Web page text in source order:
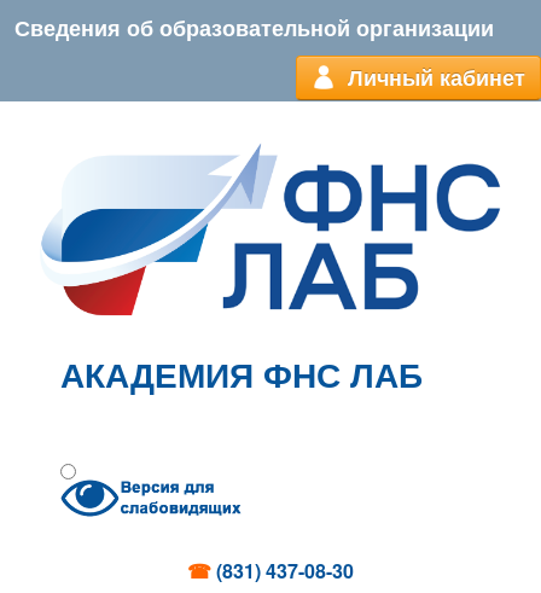
Сведения об образовательной организации
Личный кабинет
АКАДЕМИЯ ФНС ЛАБ
☎(831) 437-08-30